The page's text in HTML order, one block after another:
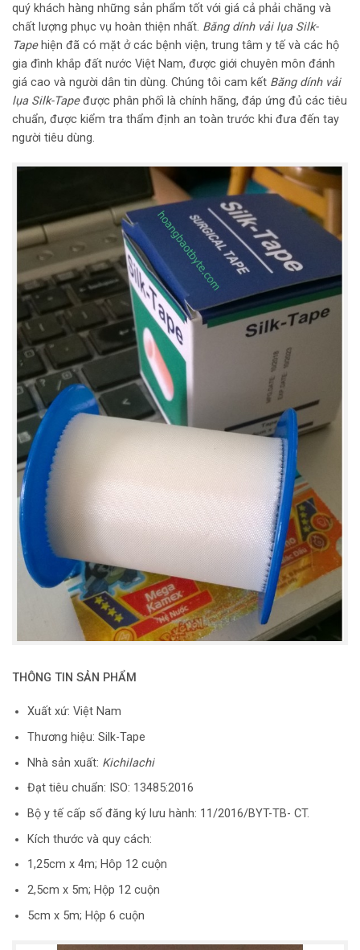
quý khách hàng những sản phẩm tốt với giá cả phải chăng và
chất lượng phục vụ hoàn thiện nhất. Băng dính vải lụa Silk-
Tapehiện đã có mặt ở các bệnh viện, trung tâm y tế và các hộ
gia đình khắp đất nước Việt Nam, được giới chuyên môn đánh
giá cao và người dân tin dùng. Chúng tôi cam kết Băng dính vải
lụa Silk-Tapeđược phân phối là chính hãng, đáp ứng đủ các tiêu
chuẩn, được kiểm tra thẩm định an toàn trước khi đưa đến tay
người tiêu dùng.
THÔNG TIN SẢN PHẨM
Xuất xứ: Việt Nam
Thương hiệu: Silk-Tape
Nhà sản xuất: Kichilachi
Đạt tiêu chuẩn: ISO: 13485:2016
Bộ y tế cấp số đăng ký lưu hành: 11/2016/BYT-TB- CT.
Kích thước và quy cách:
1,25cm x 4m; Hôp 12 cuộn
2,5cm x 5m; Hộp 12 cuộn
5cm x 5m; Hộp 6 cuộn